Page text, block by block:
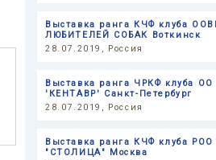
Выставка ранга КЧФ клуба
ЛЮБИТЕЛЕЙ СОБАК Воткинск
28.07.2019, Россия
Выставка ранга ЧРКФ клуба ОО
'КЕНТАВР' Санкт-Петербург
28.07.2019, Россия
Выставка ранга КЧФ клуба
"СТОЛИЦА" Москва